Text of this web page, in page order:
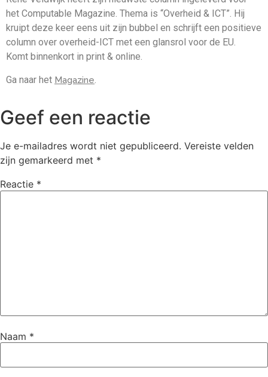
het Computable Magazine. Thema is “Overheid & ICT”. Hij
kruipt deze keer eens uit zijn bubbel en schrijft een positieve
column over overheid-ICT met een glansrol voor de EU.
Komt binnenkort in print & online.
Ga naar het Magazine
Geef een reactie
Je e-mailadres wordt niet gepubliceerd. Vereiste velden
zijn gemarkeerd met *
Reactie *
Naam *